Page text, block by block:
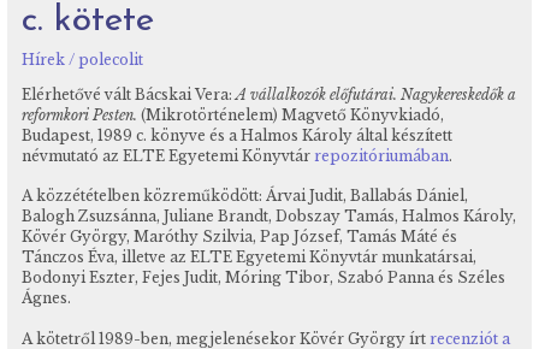
c. kötete
Hírek / polecolit
Elérhetővé vált Bácskai Vera:A vállalkozók előfutárai. Nagykereskedők a
reformkori Pesten. (Mikrotörténelem) Magvető Könyvkiadó,
Budapest, 1989 c. könyve és a Halmos Károly által készített
névmutató az ELTE Egyetemi Könyvtár repozitóriumában.
A közzétételben közreműködött: Árvai Judit, Ballabás Dániel,
Balogh Zsuzsánna, Juliane Brandt, Dobszay Tamás, Halmos Károly,
Kövér György, Maróthy Szilvia, Pap József, Tamás Máté és
Tánczos Éva, illetve az ELTE Egyetemi Könyvtár munkatársai,
Bodonyi Eszter, Fejes Judit, Móring Tibor, Szabó Panna és Széles
Ágnes.
A kötetről 1989-ben, megjelenésekor Kövér György írt recenziót a